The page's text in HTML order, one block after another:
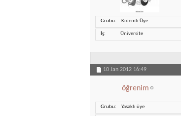
Grubu Kıdemli Üye
İş Üniversite
10 Jan 2012 16:49
öğrenim
Grubu Yasaklı üye